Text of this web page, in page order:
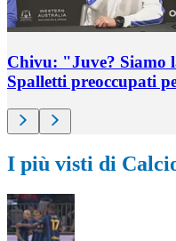
Chivu: "Juve? Siamo
Spalletti preoccupati
I più visti di